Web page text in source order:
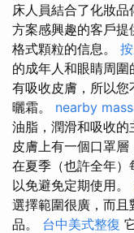
床人員結合了化妝
方案感興趣的客戶
格式顆粒的信息。
的成年人和眼睛周圍
有吸收皮膚，所以
曬霜。 nearby
油脂，潤滑和吸收的
皮膚上有一個口罩
在夏季（也許全年）
以免避免定期使用。
選擇範圍很廣，而
品。 台中美式整復